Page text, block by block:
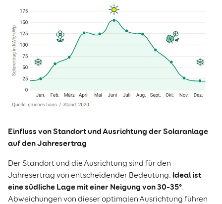
Einfluss von Standort und Ausrichtung der Solaranlage
auf den Jahresertrag
Der Standort und die Ausrichtung sind für den
Jahresertrag von entscheidender Bedeutung. Ideal ist
eine südliche Lage mit einer Neigung von 30–35°.
Abweichungen von dieser optimalen Ausrichtung führen